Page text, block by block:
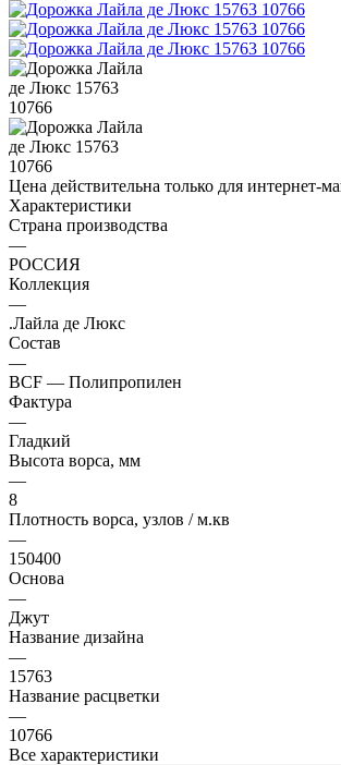
Цена действительна только для интернет-
Характеристики
Страна производства
—
РОССИЯ
Коллекция
—
.Лайла де Люкс
Состав
—
BCF — Полипропилен
Фактура
—
Гладкий
Высота ворса, мм
—
8
Плотность ворса, узлов / м.кв
—
150400
Основа
—
Джут
Название дизайна
—
15763
Название расцветки
—
10766
Все характеристики